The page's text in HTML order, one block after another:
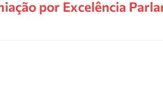
por Excelência